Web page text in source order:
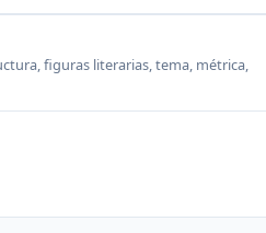
figuras literarias, tema, métrica,